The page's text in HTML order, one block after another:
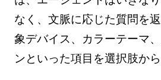
なく、文脈に応じた質問を
象デバイス、カラーテーマ
ンといった項目を選択肢か